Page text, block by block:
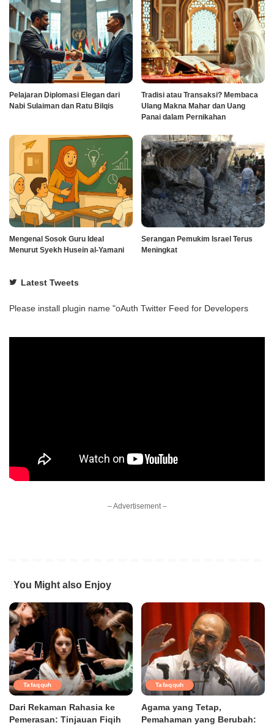
Pelajaran Diplomasi Elegan dari
Nabi Sulaiman dan Ratu Bilqis
Tradisi atau Transaksi? Membaca
Ulang Makna Mahar dan Uang
Panai dalam Pernikahan
Mengenal Sosok Guru Ideal
Menurut Syekh Husein al-Yamani
Serangan Pemukim Israel Terus
Meningkat
Latest Tweets
Please install plugin name "oAuth Twitter Feed for Developers
– Advertisement –
You Might also Enjoy
Tafaqquh
Dari Rekaman Rahasia ke
Pemerasan: Tinjauan Fiqih
Tafaqquh
Agama yang Tetap,
Pemahaman yang Berubah: